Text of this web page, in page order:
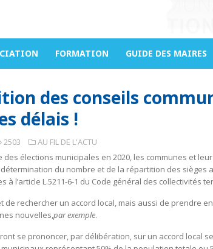
FORMATION GUIDE DES MAIRES
des conseils
délais !
2503
AU FIL DE L'ACTU
des élections municipales en 2020, les communes et
du nombre et de la répartition des sièges
à l’article L.5211-6-1 du Code général des collectivités
de rechercher un accord local, mais aussi de prendre
nouvelles,par exemple.
se prononcer, par délibération, sur un accord local